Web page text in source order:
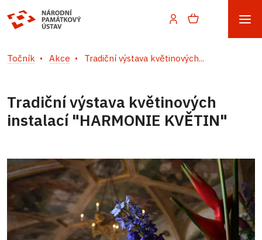
Točník Akce Tradiční výstava květinových...
Tradiční výstava květinových
instalací "HARMONIE KVĚTIN"